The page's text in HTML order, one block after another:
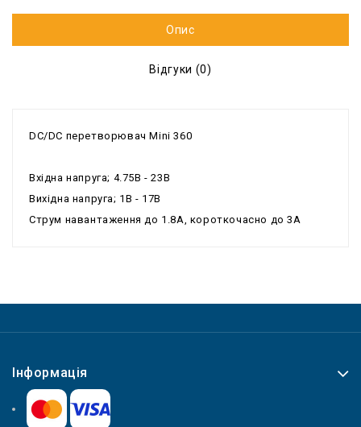
Опис
Відгуки (0)
DC/DC перетворювач Mini 360
Вхідна напруга; 4.75В - 23В
Вихідна напруга; 1В - 17В
Струм навантаження до 1.8А, короткочасно до 3А
Інформація